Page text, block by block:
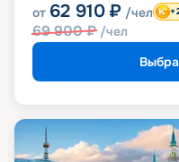
от 62 910 ₽ /чел
69 900₽ /чел